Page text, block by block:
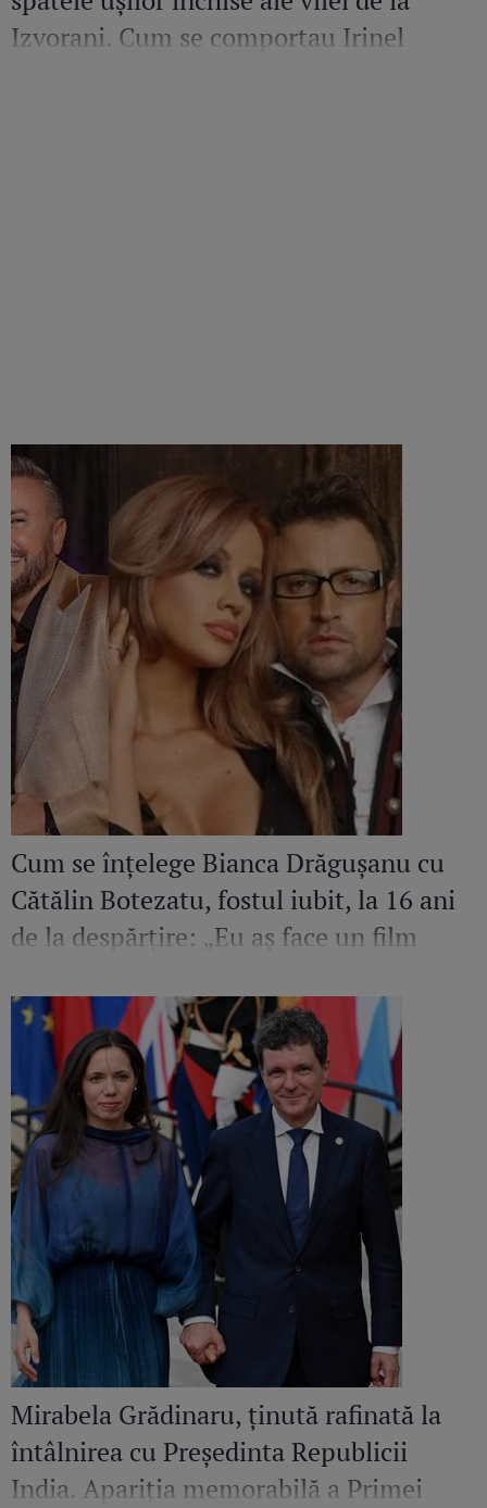
Izvorani. Cum se comportau Irinel
Cum se înțelege Bianca Drăgușanu cu
Cătălin Botezatu, fostul iubit, la 16 ani
de la despărțire: „Eu aș face un film
cunosc un om de calitatea aceasta”
Mirabela Grădinaru, ținută rafinată la
întâlnirea cu Președinta Republicii
India. Apariția memorabilă a Primei